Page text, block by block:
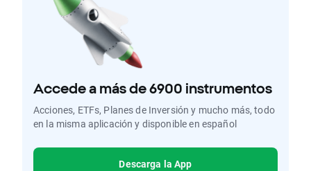
Accede a más de 6900 instrumentos
Acciones, ETFs, Planes de Inversión y mucho más, todo
en la misma aplicación y disponible en español
Descarga la App